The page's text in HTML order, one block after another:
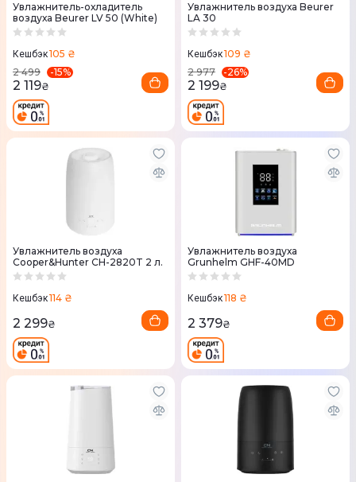
Увлажнитель-охладитель
воздуха Beurer LV 50 (White)
Кешбэк105 ₴
2 499
-15%
2 119₴
Увлажнитель воздуха Beurer
LA 30
Кешбэк109 ₴
2 977
-26%
2 199₴
Увлажнитель воздуха
Cooper&Hunter CH-2820T 2 л.
Кешбэк114 ₴
2 299₴
Увлажнитель воздуха
Grunhelm GHF-40MD
Кешбэк118 ₴
2 379₴